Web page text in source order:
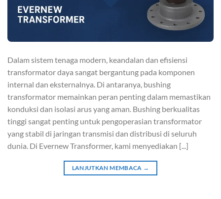
Dalam sistem tenaga modern, keandalan dan efisiensi
transformator daya sangat bergantung pada komponen
internal dan eksternalnya. Di antaranya, bushing
transformator memainkan peran penting dalam memastikan
konduksi dan isolasi arus yang aman. Bushing berkualitas
tinggi sangat penting untuk pengoperasian transformator
yang stabil di jaringan transmisi dan distribusi di seluruh
dunia. Di Evernew Transformer, kami menyediakan [...]
LANJUTKAN MEMBACA →